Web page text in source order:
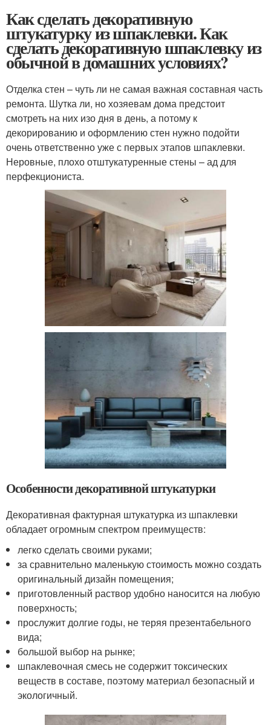
Как сделать декоративную
штукатурку из шпаклевки. Как
сделать декоративную шпаклевку из
обычной в домашних условиях?
Отделка стен – чуть ли не самая важная составная часть
ремонта. Шутка ли, но хозяевам дома предстоит
смотреть на них изо дня в день, а потому к
декорированию и оформлению стен нужно подойти
очень ответственно уже с первых этапов шпаклевки.
Неровные, плохо отштукатуренные стены – ад для
перфекциониста.
Особенности декоративной штукатурки
Декоративная фактурная штукатурка из шпаклевки
обладает огромным спектром преимуществ:
легко сделать своими руками;
за сравнительно маленькую стоимость можно создать
оригинальный дизайн помещения;
приготовленный раствор удобно наносится на любую
поверхность;
прослужит долгие годы, не теряя презентабельного
вида;
большой выбор на рынке;
шпаклевочная смесь не содержит токсических
веществ в составе, поэтому материал безопасный и
экологичный.